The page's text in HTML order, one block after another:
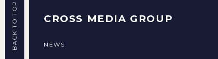
BACK TO TOP CROSS MEDIA GROUP
NEWS